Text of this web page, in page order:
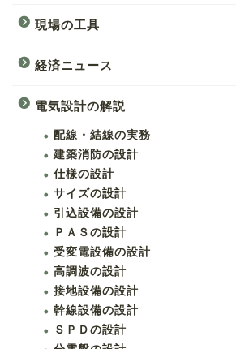
現場の工具
経済ニュース
電気設計の解説
配線・結線の実務
建築消防の設計
仕様の設計
サイズの設計
引込設備の設計
ＰＡＳの設計
受変電設備の設計
高調波の設計
接地設備の設計
幹線設備の設計
ＳＰＤの設計